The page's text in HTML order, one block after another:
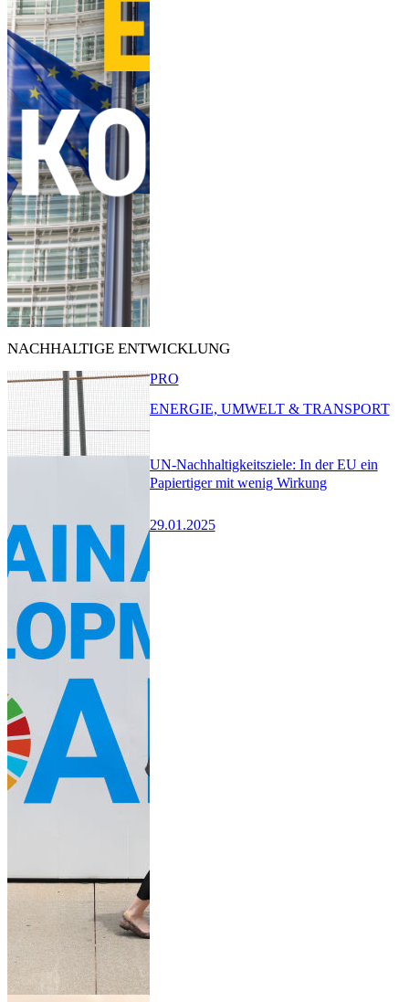
NACHHALTIGE ENTWICKLUNG
UN-Nachhaltigkeitsziele: In der EU ein
Papiertiger mit wenig Wirkung
29.01.2025
PRO
ENERGIE, UMWELT & TRANSPORT